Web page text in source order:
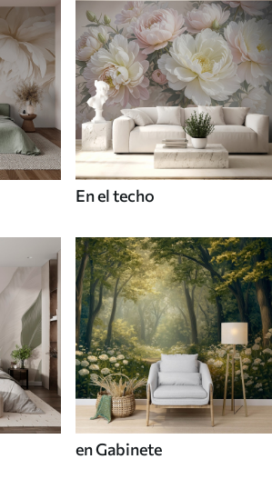
En el techo
en Gabinete